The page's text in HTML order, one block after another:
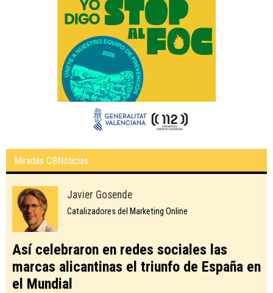
Miradas CBNoticias
Javier Gosende
Catalizadores del Marketing Online
Así celebraron en redes sociales las
marcas alicantinas el triunfo de España en
el Mundial